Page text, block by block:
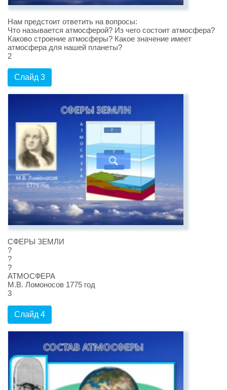
Нам предстоит ответить на вопросы:
Что называется атмосферой? Из чего состоит атмосфера?
Каково строение атмосферы? Какое значение имеет
атмосфера для нашей планеты?
2
Слайд 3
СФЕРЫ ЗЕМЛИ
?
?
?
АТМОСФЕРА
М.В. Ломоносов 1775 год
3
Слайд 4